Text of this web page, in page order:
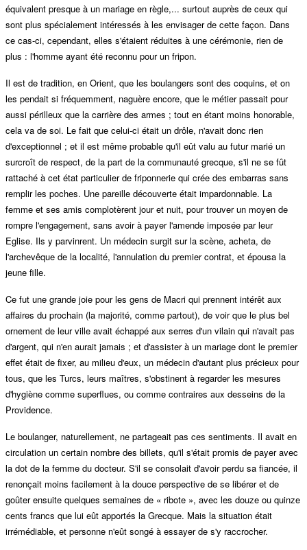
équivalent presque à un mariage en règle,... surtout auprès de ceux qui
sont plus spécialement intéressés à les envisager de cette façon. Dans
ce cas-ci, cependant, elles s'étaient réduites à une cérémonie, rien de
plus : l'homme ayant été reconnu pour un fripon.
Il est de tradition, en Orient, que les boulangers sont des coquins, et on
les pendait si fréquemment, naguère encore, que le métier passait pour
aussi périlleux que la carrière des armes ; tout en étant moins honorable,
cela va de soi. Le fait que celui-ci était un drôle, n'avait donc rien
d'exceptionnel ; et il est même probable qu'il eût valu au futur marié un
surcroît de respect, de la part de la communauté grecque, s'il ne se fût
rattaché à cet état particulier de friponnerie qui crée des embarras sans
remplir les poches. Une pareille découverte était impardonnable. La
femme et ses amis complotèrent jour et nuit, pour trouver un moyen de
rompre l'engagement, sans avoir à payer l'amende imposée par leur
Eglise. Ils y parvinrent. Un médecin surgit sur la scène, acheta, de
l'archevêque de la localité, l'annulation du premier contrat, et épousa la
jeune fille.
Ce fut une grande joie pour les gens de Macri qui prennent intérêt aux
affaires du prochain (la majorité, comme partout), de voir que le plus bel
ornement de leur ville avait échappé aux serres d'un vilain qui n'avait pas
d'argent, qui n'en aurait jamais ; et d'assister à un mariage dont le premier
effet était de fixer, au milieu d'eux, un médecin d'autant plus précieux pour
tous, que les Turcs, leurs maîtres, s'obstinent à regarder les mesures
d'hygiène comme superflues, ou comme contraires aux desseins de la
Providence.
Le boulanger, naturellement, ne partageait pas ces sentiments. Il avait en
circulation un certain nombre des billets, qu'il s'était promis de payer avec
la dot de la femme du docteur. S'il se consolait d'avoir perdu sa fiancée, il
renonçait moins facilement à la douce perspective de se libérer et de
goûter ensuite quelques semaines de « ribote », avec les douze ou quinze
cents francs que lui eût apportés la Grecque. Mais la situation était
irrémédiable, et personne n'eût songé à essayer de s'y raccrocher.